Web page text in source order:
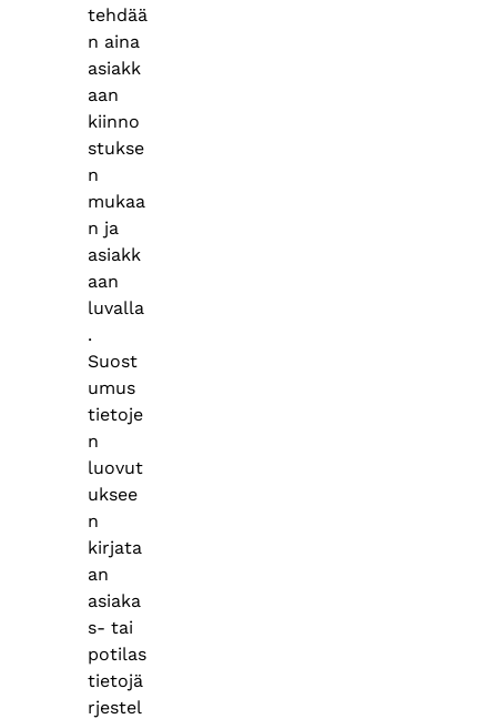
tehdää
n aina
asiakk
aan
kiinno
stukse
n
mukaa
n ja
asiakk
aan
luvalla
.
Suost
umus
tietoje
n
luovut
uksee
n
kirjata
an
asiaka
s- tai
potilas
tietojä
rjestel